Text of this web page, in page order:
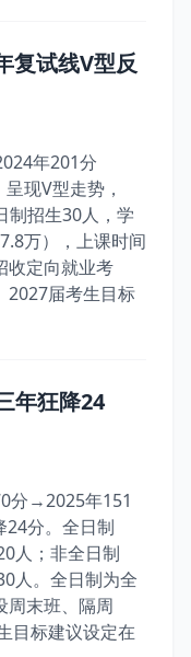
复试线V型反
年201分
现V型走势，
制招生30人，学
万），上课时间
收定向就业考
2027届考生目标
年狂降24
分→2025年151
分。全日制
人；非全日制
人。全日制为全
周末班、隔周
目标建议设定在